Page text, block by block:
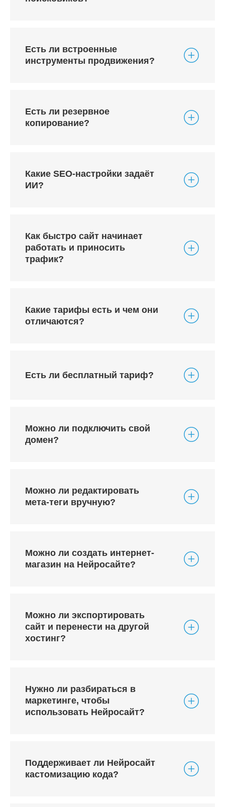
Есть ли встроенные
инструменты продвижения?
Есть ли резервное
копирование?
Какие SEO-настройки задаёт
ИИ?
Как быстро сайт начинает
работать и приносить
трафик?
Какие тарифы есть и чем они
отличаются?
Есть ли бесплатный тариф?
Можно ли подключить свой
домен?
Можно ли редактировать
мета-теги вручную?
Можно ли создать интернет-
магазин на Нейросайте?
Можно ли экспортировать
сайт и перенести на другой
хостинг?
Нужно ли разбираться в
маркетинге, чтобы
использовать Нейросайт?
Поддерживает ли Нейросайт
кастомизацию кода?